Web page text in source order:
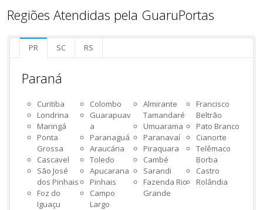
Regiões Atendidas pela GuaruPortas
PR SC RS
Paraná
Curitiba
Londrina
Maringá
Ponta
Grossa
Cascavel
São José
dos Pinhais
Foz do
Iguaçu
Colombo
Guarapuav
a
Paranaguá
Araucária
Toledo
Apucarana
Pinhais
Campo
Largo
Almirante
Tamandaré
Umuarama
Paranavaí
Piraquara
Cambé
Sarandi
Fazenda Rio
Grande
Francisco
Beltrão
Pato Branco
Cianorte
Telêmaco
Borba
Castro
Rolândia